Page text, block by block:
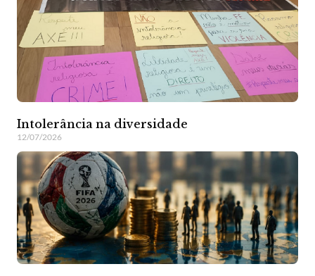
Intolerância na diversidade
12/07/2026